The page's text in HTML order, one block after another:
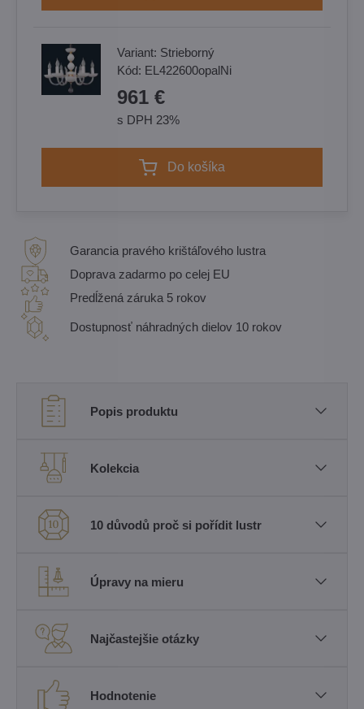
Variant: Strieborný
Kód: EL422600opalNi
961 €
s DPH 23%
Do košíka
Garancia pravého krištáľového lustra
Doprava zadarmo po celej EU
Predĺžená záruka 5 rokov
Dostupnosť náhradných dielov 10 rokov
Popis produktu
Kolekcia
10 důvodů proč si pořídit lustr
Úpravy na mieru
Najčastejšie otázky
Hodnotenie